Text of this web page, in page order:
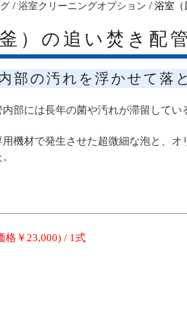
/ 浴室クリーニングオプション / 浴室（
）の追い焚き配
部の汚れを浮かせて落
部には長年の菌や汚れが滞留して
機材で発生させた超微細な泡と、
格￥23,000) / 1式